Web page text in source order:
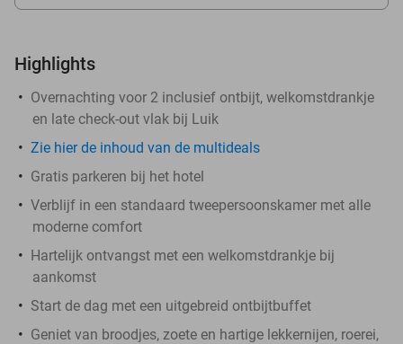
Highlights
Overnachting voor 2 inclusief ontbijt, welkomstdrankje
en late check-out vlak bij Luik
Zie hier de inhoud van de multideals
Gratis parkeren bij het hotel
Verblijf in een standaard tweepersoonskamer met alle
moderne comfort
Hartelijk ontvangst met een welkomstdrankje bij
aankomst
Start de dag met een uitgebreid ontbijtbuffet
Geniet van broodjes, zoete en hartige lekkernijen, roerei,